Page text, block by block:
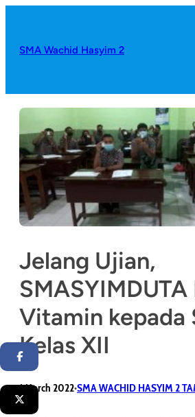
SMA Wachid Hasyim 2
Jelang Ujian,
SMASYIMDUTA
Vitamin kepada
Kelas XII
1 March 2022•SMA WACHID HASYIM 2
Facebook